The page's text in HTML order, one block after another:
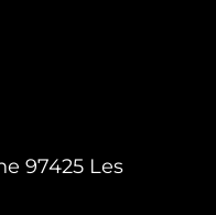
97425 Les